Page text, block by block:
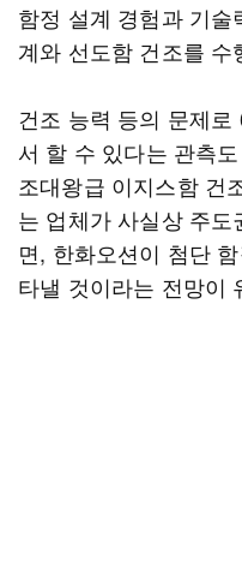
함정 설계 경험과 기
계와 선도함 건조를 수
건조 능력 등의 문제
서 할 수 있다는 관측
조대왕급 이지스함 건
는 업체가 사실상 주
면, 한화오션이 첨단
타낼 것이라는 전망이